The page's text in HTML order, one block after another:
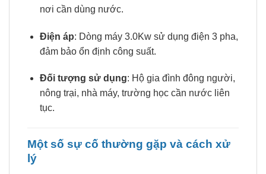
nơi cần dùng nước.
Điện áp: Dòng máy 3.0Kw sử dụng điện 3 pha,
đảm bảo ổn định công suất.
Đối tượng sử dụng: Hộ gia đình đông người,
nông trại, nhà máy, trường học cần nước liên
tục.
Một số sự cố thường gặp và cách xử
lý